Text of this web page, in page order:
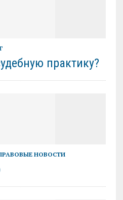
практику?
НОВОСТИ